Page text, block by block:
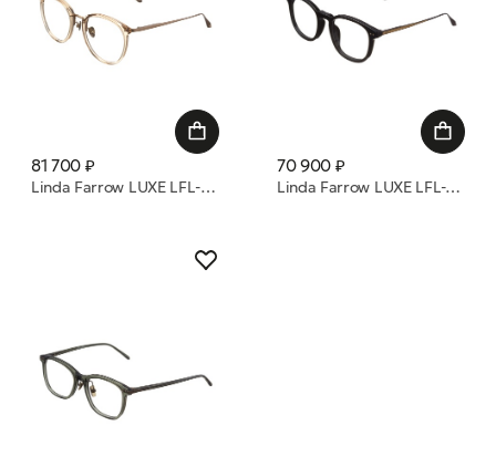
81 700 ₽
Linda Farrow LUXE LFL-251 C107 оправа
70 900 ₽
Linda Farrow LUXE LFL-1708 C01 оправа